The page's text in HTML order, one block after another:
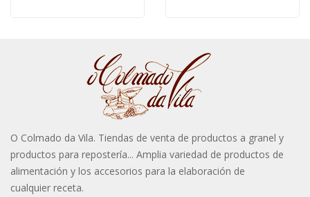
O Colmado da Vila. Tiendas de venta de productos a granel y
productos para repostería... Amplia variedad de productos de
alimentación y los accesorios para la elaboración de
cualquier receta.